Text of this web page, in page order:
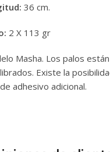
36 cm.
2 X 113 gr
Masha. Los palos
Existe la
adhesivo adicional.